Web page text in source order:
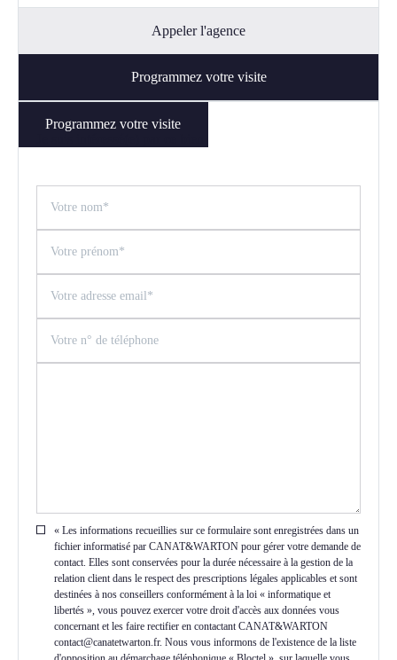
Appeler l'agence
Programmez votre visite
Programmez votre visite
« Les informations recueillies sur ce formulaire sont enregistrées dans un
fichier informatisé par CANAT&WARTON pour gérer votre demande de
contact. Elles sont conservées pour la durée nécessaire à la gestion de la
relation client dans le respect des prescriptions légales applicables et sont
destinées à nos conseillers conformément à la loi « informatique et
libertés », vous pouvez exercer votre droit d'accès aux données vous
concernant et les faire rectifier en contactant CANAT&WARTON
contact@canatetwarton.fr. Nous vous informons de l'existence de la liste